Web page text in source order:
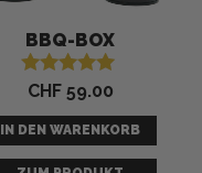
BBQ-BOX
Bewertet mit
von 5
CHF59.00
IN DEN WARENKORB